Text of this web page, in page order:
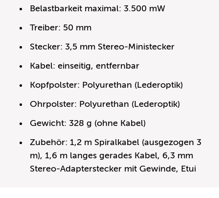
Belastbarkeit maximal: 3.500 mW
Treiber: 50 mm
Stecker: 3,5 mm Stereo-Ministecker
Kabel: einseitig, entfernbar
Kopfpolster: Polyurethan (Lederoptik)
Ohrpolster: Polyurethan (Lederoptik)
Gewicht: 328 g (ohne Kabel)
Zubehör: 1,2 m Spiralkabel (ausgezogen 3
m), 1,6 m langes gerades Kabel, 6,3 mm
Stereo-Adapterstecker mit Gewinde, Etui